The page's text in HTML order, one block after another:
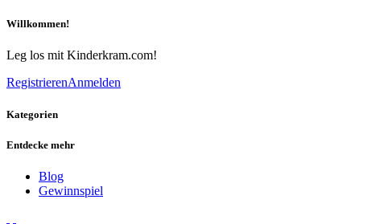
Willkommen!
Leg los mit Kinderkram.com!
RegistrierenAnmelden
Kategorien
Entdecke mehr
Blog
Gewinnspiel